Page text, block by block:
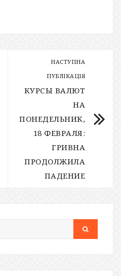
НАСТУПНА
ПУБЛІКАЦІЯ
КУРСЫ ВАЛЮТ
НА
ПОНЕДЕЛЬНИК,
18 ФЕВРАЛЯ:
ГРИВНА
ПРОДОЛЖИЛА
ПАДЕНИЕ